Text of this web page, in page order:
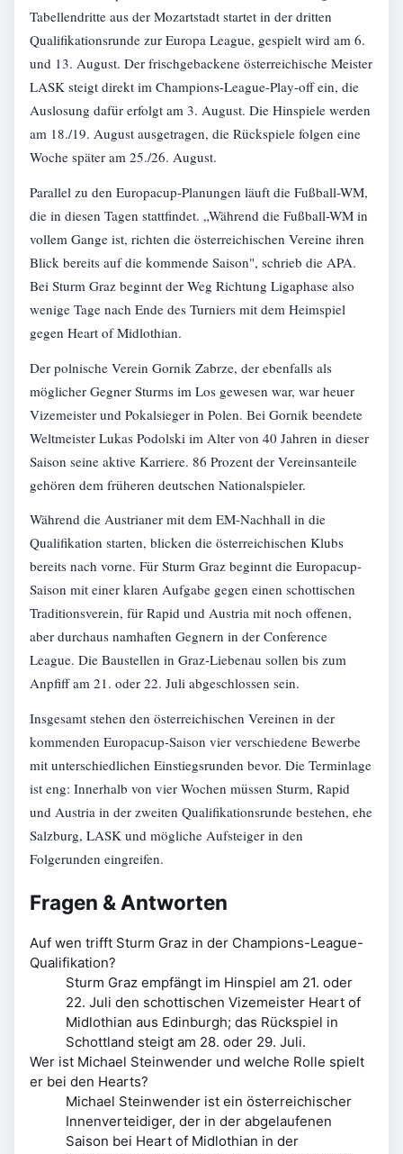
Tabellendritte aus der Mozartstadt startet in der dritten
Qualifikationsrunde zur Europa League, gespielt wird am 6.
und 13. August. Der frischgebackene österreichische Meister
LASK steigt direkt im Champions-League-Play-off ein, die
Auslosung dafür erfolgt am 3. August. Die Hinspiele werden
am 18./19. August ausgetragen, die Rückspiele folgen eine
Woche später am 25./26. August.
Parallel zu den Europacup-Planungen läuft die Fußball-WM,
die in diesen Tagen stattfindet. „Während die Fußball-WM in
vollem Gange ist, richten die österreichischen Vereine ihren
Blick bereits auf die kommende Saison", schrieb die APA.
Bei Sturm Graz beginnt der Weg Richtung Ligaphase also
wenige Tage nach Ende des Turniers mit dem Heimspiel
gegen Heart of Midlothian.
Der polnische Verein Gornik Zabrze, der ebenfalls als
möglicher Gegner Sturms im Los gewesen war, war heuer
Vizemeister und Pokalsieger in Polen. Bei Gornik beendete
Weltmeister Lukas Podolski im Alter von 40 Jahren in dieser
Saison seine aktive Karriere. 86 Prozent der Vereinsanteile
gehören dem früheren deutschen Nationalspieler.
Während die Austrianer mit dem EM-Nachhall in die
Qualifikation starten, blicken die österreichischen Klubs
bereits nach vorne. Für Sturm Graz beginnt die Europacup-
Saison mit einer klaren Aufgabe gegen einen schottischen
Traditionsverein, für Rapid und Austria mit noch offenen,
aber durchaus namhaften Gegnern in der Conference
League. Die Baustellen in Graz-Liebenau sollen bis zum
Anpfiff am 21. oder 22. Juli abgeschlossen sein.
Insgesamt stehen den österreichischen Vereinen in der
kommenden Europacup-Saison vier verschiedene Bewerbe
mit unterschiedlichen Einstiegsrunden bevor. Die Terminlage
ist eng: Innerhalb von vier Wochen müssen Sturm, Rapid
und Austria in der zweiten Qualifikationsrunde bestehen, ehe
Salzburg, LASK und mögliche Aufsteiger in den
Folgerunden eingreifen.
Fragen & Antworten
Auf wen trifft Sturm Graz in der Champions-League-
Qualifikation?
Sturm Graz empfängt im Hinspiel am 21. oder
22. Juli den schottischen Vizemeister Heart of
Midlothian aus Edinburgh; das Rückspiel in
Schottland steigt am 28. oder 29. Juli.
Wer ist Michael Steinwender und welche Rolle spielt
er bei den Hearts?
Michael Steinwender ist ein österreichischer
Innenverteidiger, der in der abgelaufenen
Saison bei Heart of Midlothian in der